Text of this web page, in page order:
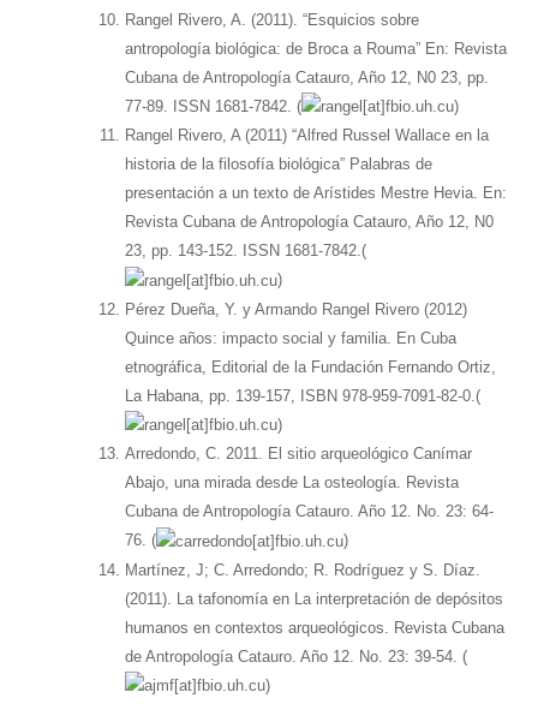
Rangel Rivero, A. (2011). “Esquicios sobre
antropología biológica: de Broca a Rouma” En: Revista
Cubana de Antropología Catauro, Año 12, N0 23, pp.
77-89. ISSN 1681-7842. (
)
Rangel Rivero, A (2011) “Alfred Russel Wallace en la
historia de la filosofía biológica” Palabras de
presentación a un texto de Arístides Mestre Hevia. En:
Revista Cubana de Antropología Catauro, Año 12, N0
23, pp. 143-152. ISSN 1681-7842.(
)
Pérez Dueña, Y. y Armando Rangel Rivero (2012)
Quince años: impacto social y familia. En Cuba
etnográfica, Editorial de la Fundación Fernando Ortiz,
La Habana, pp. 139-157, ISBN 978-959-7091-82-0.(
)
Arredondo, C. 2011. El sitio arqueológico Canímar
Abajo, una mirada desde La osteología. Revista
Cubana de Antropología Catauro. Año 12. No. 23: 64-
76. (
)
Martínez, J; C. Arredondo; R. Rodríguez y S. Díaz.
(2011). La tafonomía en La interpretación de depósitos
humanos en contextos arqueológicos. Revista Cubana
de Antropología Catauro. Año 12. No. 23: 39-54. (
)